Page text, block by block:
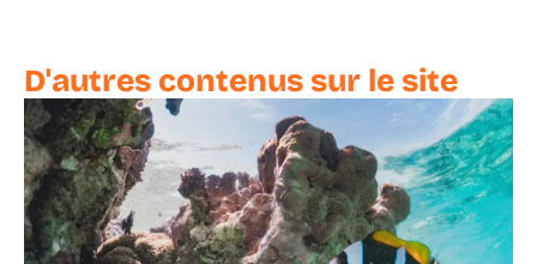
D'autres contenus sur le site